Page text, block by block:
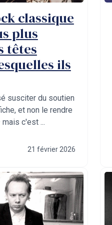
classique
plus
têtes
ils
susciter du soutien
et non le rendre
c'est ...
21 février 2026